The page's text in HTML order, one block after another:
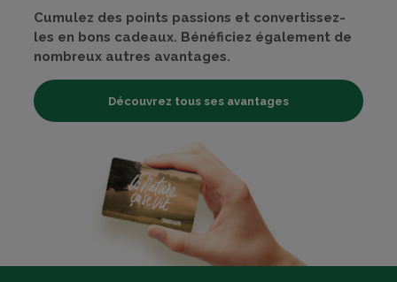
Cumulez des points passions et convertissez-
les en bons cadeaux. Bénéficiez également de
nombreux autres avantages.
Découvrez tous ses avantages